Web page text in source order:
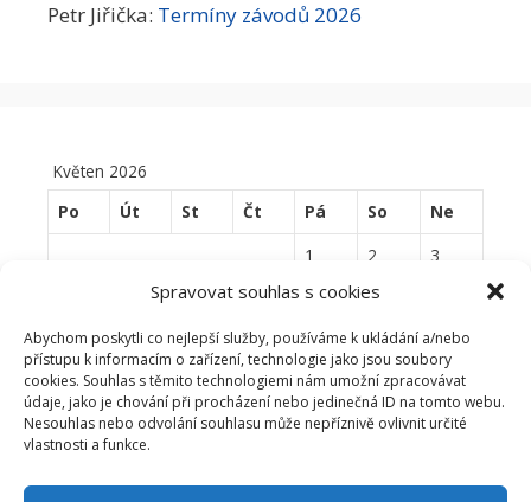
Spravovat souhlas s cookies
Abychom poskytli co nejlepší služby, používáme k ukládání a/nebo
přístupu k informacím o zařízení, technologie jako jsou soubory
cookies. Souhlas s těmito technologiemi nám umožní zpracovávat
údaje, jako je chování při procházení nebo jedinečná ID na tomto webu.
Nesouhlas nebo odvolání souhlasu může nepříznivě ovlivnit určité
vlastnosti a funkce.
Petr Jiřička: Termíny závodů 2026
Květen 2026
Po
Út St Čt Pá So
Ne
1
2
3
6 7 8 9
11
12 13 14 15 16
17
18
19 20 21 22 23
24
25
26 27 28 29 30 31
« Dub Čvn »